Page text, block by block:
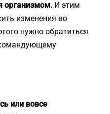
организмом. И этим
изменения во
нужно обратиться
или вовсе